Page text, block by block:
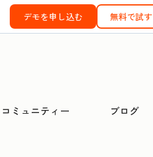
デモを申し込む 無料で試す
コミュニティー ブログ